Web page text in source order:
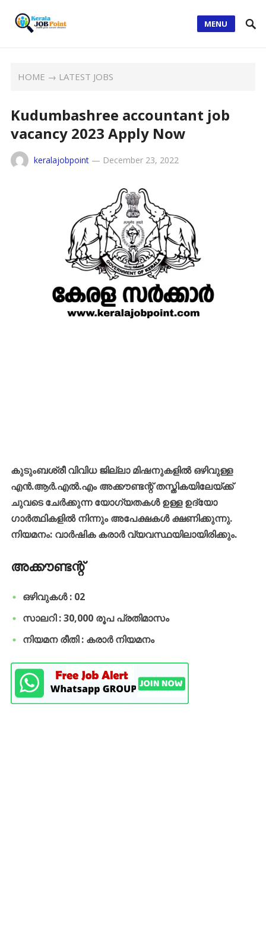
MENU
HOME → LATEST JOBS
Kudumbashree accountant job
vacancy 2023 Apply Now
keralajobpoint— December 23, 2022
കുടുംബശ്രീ വിവിധ ജില്ലാ മിഷനുകളിൽ ഒഴിവുള്ള
എൻ.ആർ.എൽ.എം അക്കൗണ്ടന്റ് തസ്തികയിലേയ്ക്ക്
ചുവടെ ചേർക്കുന്ന യോഗ്യതകൾ ഉള്ള ഉദ്യോ
ഗാർത്ഥികളിൽ നിന്നും അപേക്ഷകൾ ക്ഷണിക്കുന്നു.
നിയമനം: വാർഷിക കരാർ വ്യവസ്ഥയിലായിരിക്കും.
അക്കൗണ്ടന്റ്
ഒഴിവുകൾ : 02
സാലറി : 30,000 രൂപ പ്രതിമാസം
നിയമന രീതി : കരാർ നിയമനം